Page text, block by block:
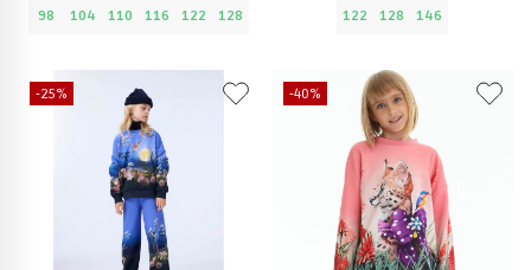
98 104 110 116 122 128 122 128 146
-25% -40%